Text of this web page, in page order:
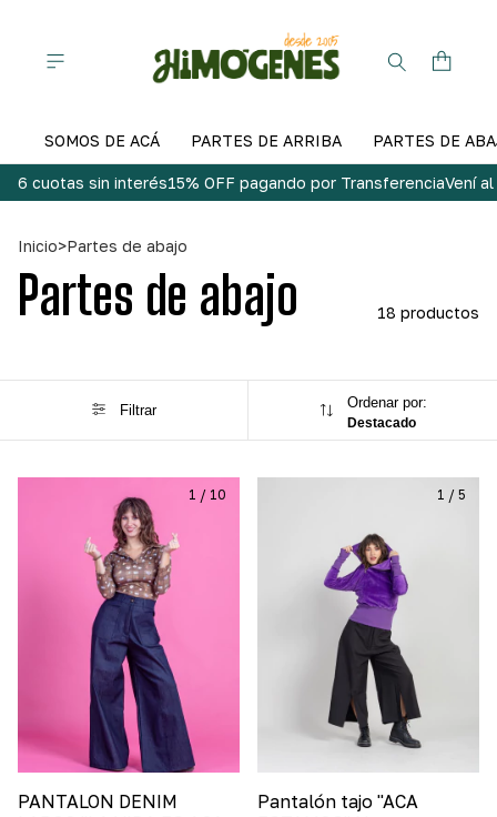
SOMOS DE ACÁ PARTES DE ARRIBA PARTES DE
6 cuotas sin interés15% OFF pagando por TransferenciaVení
Inicio>Partes de abajo
Partes de abajo 18 productos
Filtrar Ordenar por:
Destacado
1 / 10
PANTALON DENIM
1 / 5
Pantalón tajo "ACA